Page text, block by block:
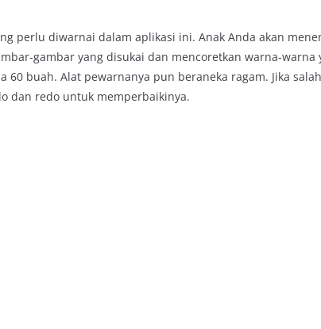
perlu diwarnai dalam aplikasi ini. Anak Anda akan
gambar yang disukai dan mencoretkan warna-warna
60 buah. Alat pewarnanya pun beraneka ragam. Jika
dan redo untuk memperbaikinya.